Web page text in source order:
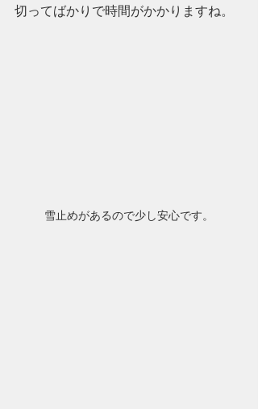
切ってばかりで時間がかかりますね。
雪止めがあるので少し安心です。